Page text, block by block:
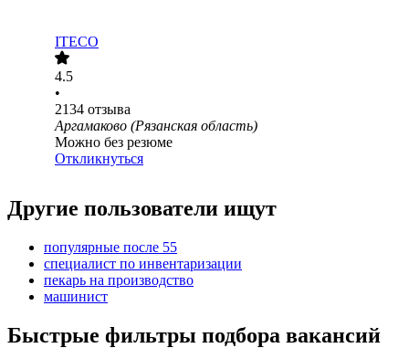
ITECO
4.5
•
2134 отзыва
Аргамаково (Рязанская область)
Можно без резюме
Откликнуться
Другие пользователи ищут
популярные после 55
специалист по инвентаризации
пекарь на производство
машинист
Быстрые фильтры подбора вакансий